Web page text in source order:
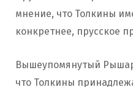
мнение, что Толкины
конкретнее, прусское
Вышеупомянутый
что Толкины